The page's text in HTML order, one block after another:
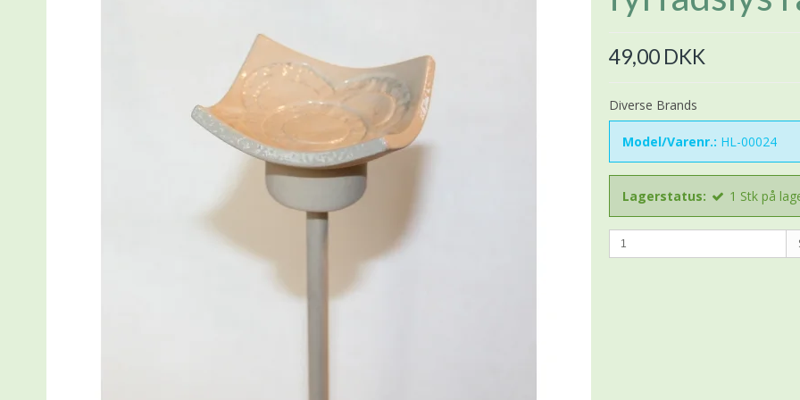
49,00 DKK
Diverse Brands
Model/Varenr.: HL-00024
Lagerstatus: 1 Stk på